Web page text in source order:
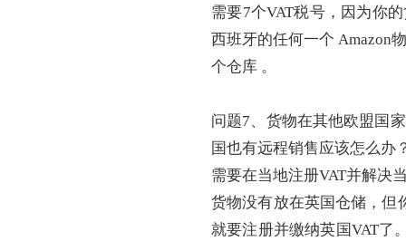
需要7个VAT税号，因为你
西班牙的任何一个 Amazon
个仓库 。
问题7、货物在其他欧盟国
国也有远程销售应该怎么办
需要在当地注册VAT并解决
货物没有放在英国仓储，但
就要注册并缴纳英国VAT了